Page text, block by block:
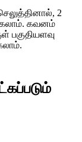
2
கவனம்
பகுதியளவு